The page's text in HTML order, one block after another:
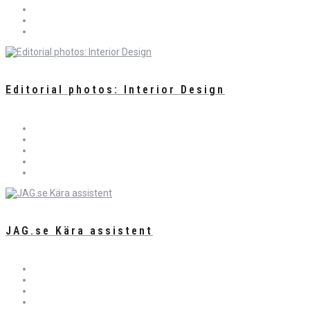
Editorial photos: Interior Design
JAG.se Kära assistent